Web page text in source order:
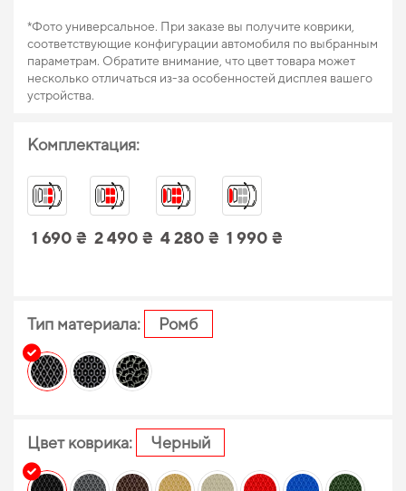
*Фото универсальное. При заказе вы получите коврики,
соответствующие конфигурации автомобиля по выбранным
параметрам. Обратите внимание, что цвет товара может
несколько отличаться из-за особенностей дисплея вашего
устройства.
Комплектация:
1 690 ₴ 2 490 ₴ 4 280 ₴ 1 990 ₴
Тип материала: Ромб
Цвет коврика: Черный